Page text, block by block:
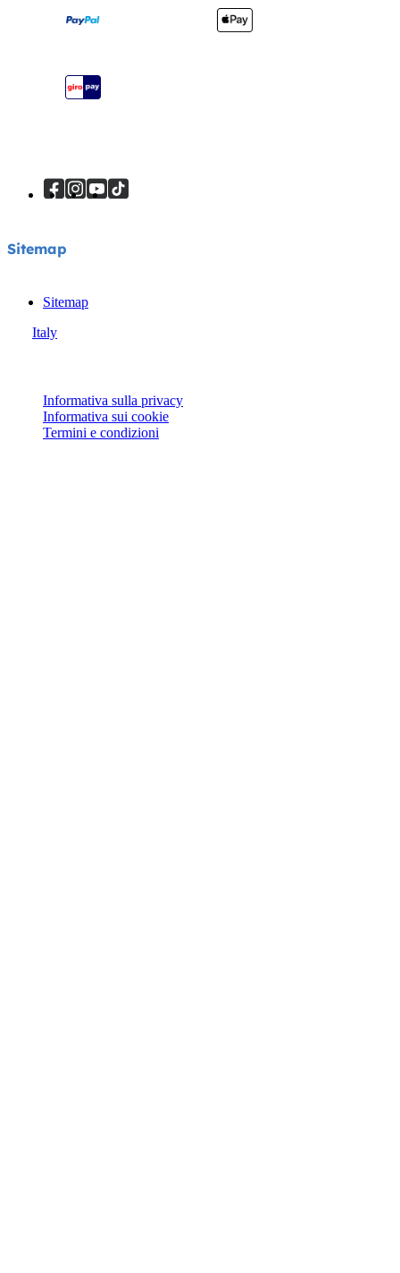
Mappa del sito
Registra il tuo prodotto
Sitemap
Sitemap
Italy
Informativa sulla privacy
Informativa sui cookie
Termini e condizioni